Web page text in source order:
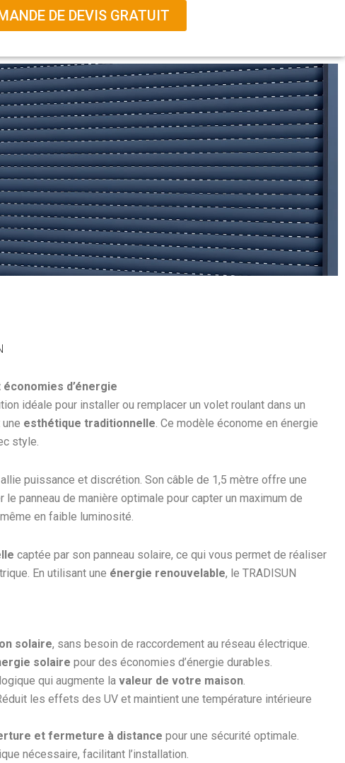
DE DEVIS GRATUIT
d’énergie
idéale pour installer ou remplacer un volet roulant dans un
esthétique traditionnelle. Ce modèle économe en énergie
style.
allie puissance et discrétion. Son câble de 1,5 mètre offre une
panneau de manière optimale pour capter un maximum de
même en faible luminosité.
captée par son panneau solaire, ce qui vous permet de réaliser
En utilisant une énergie renouvelable, le TRADISUN
solaire, sans besoin de raccordement au réseau électrique.
solaire pour des économies d’énergie durables.
qui augmente lavaleur de votre maison.
les effets des UV et maintient une température intérieure
et fermeture à distance pour une sécurité optimale.
nécessaire, facilitant l’installation.